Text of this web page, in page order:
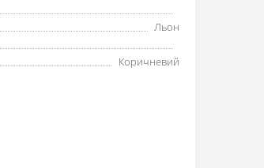
Льон
Коричневий